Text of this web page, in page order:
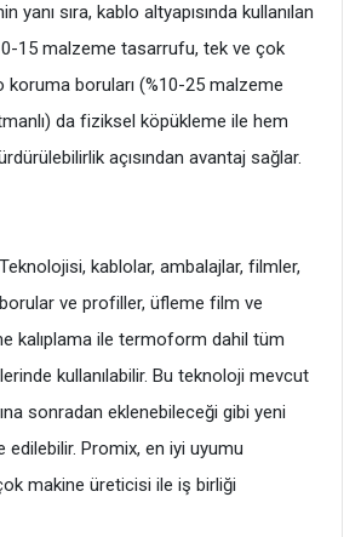
yanı sıra, kablo altyapısında kullanılan
15 malzeme tasarrufu, tek ve çok
koruma boruları (%10-25 malzeme
da fiziksel köpükleme ile hem
açısından avantaj sağlar.
kablolar, ambalajlar, filmler,
ve profiller, üfleme film ve
kalıplama ile termoform dahil tüm
kullanılabilir. Bu teknoloji mevcut
sonradan eklenebileceği gibi yeni
edilebilir. Promix, en iyi uyumu
makine üreticisi ile iş birliği